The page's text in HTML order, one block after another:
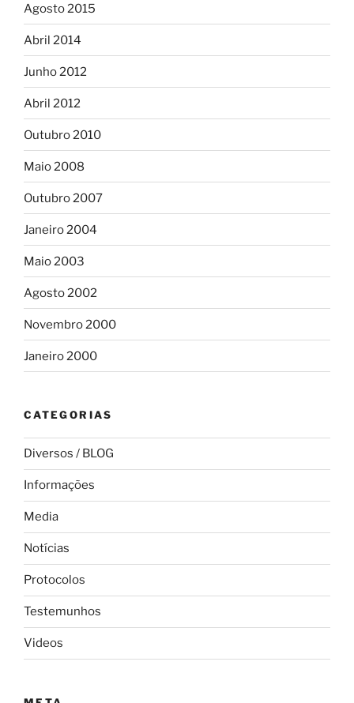
Agosto 2015
Abril 2014
Junho 2012
Abril 2012
Outubro 2010
Maio 2008
Outubro 2007
Janeiro 2004
Maio 2003
Agosto 2002
Novembro 2000
Janeiro 2000
CATEGORIAS
Diversos / BLOG
Informações
Media
Notícias
Protocolos
Testemunhos
Videos